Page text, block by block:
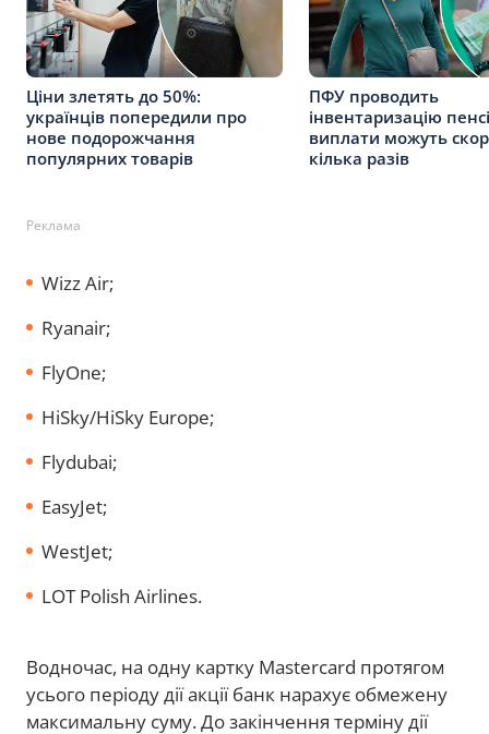
Ціни злетять до 50%:
українців попередили про
нове подорожчання
популярних товарів
ПФУ проводить
інвентаризацію
виплати можуть
кілька разів
Реклама
Wizz Air;
Ryanair;
FlyOne;
HiSky/HiSky Europe;
Flydubai;
EasyJet;
WestJet;
LOT Polish Airlines.
Водночас, на одну картку Mastercard протягом
усього періоду дії акції банк нарахує обмежену
максимальну суму. До закінчення терміну дії